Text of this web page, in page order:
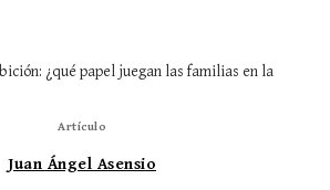
Artículo
Juan Ángel Asensio